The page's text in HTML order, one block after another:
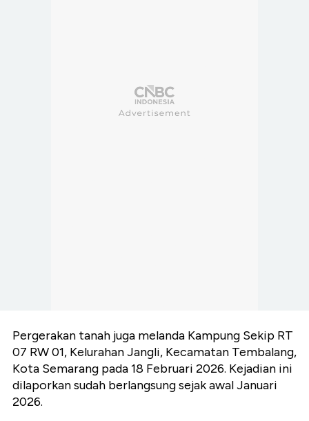
Pergerakan tanah juga melanda Kampung Sekip RT
07 RW 01, Kelurahan Jangli, Kecamatan Tembalang,
Kota Semarang pada 18 Februari 2026. Kejadian ini
dilaporkan sudah berlangsung sejak awal Januari
2026.